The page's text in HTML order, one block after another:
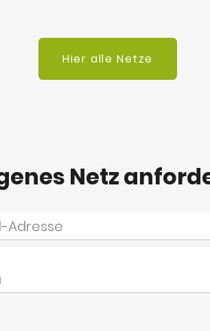
Hier alle Netze
Netz